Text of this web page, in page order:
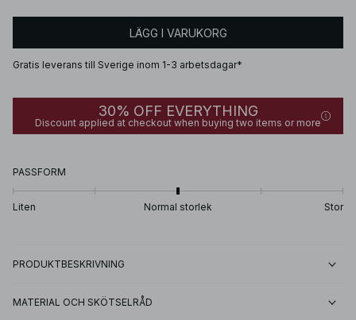
LÄGG I VARUKORG
Gratis leverans till Sverige inom 1-3 arbetsdagar*
30% OFF EVERYTHING
Discount applied at checkout when buying two items or more
PASSFORM
Liten Normal storlek Stor
PRODUKTBESKRIVNING
MATERIAL OCH SKÖTSELRÅD